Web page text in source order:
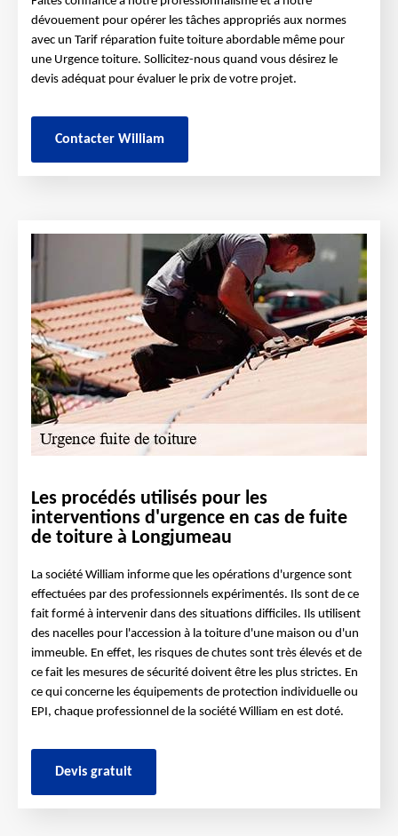
dévouement pour opérer les tâches appropriés aux normes
avec un Tarif réparation fuite toiture abordable même pour
une Urgence toiture. Sollicitez-nous quand vous désirez le
devis adéquat pour évaluer le prix de votre projet.
Contacter William
Les procédés utilisés pour les
interventions d'urgence en cas de fuite
de toiture à Longjumeau
La société William informe que les opérations d'urgence sont
effectuées par des professionnels expérimentés. Ils sont de ce
fait formé à intervenir dans des situations difficiles. Ils utilisent
des nacelles pour l'accession à la toiture d'une maison ou d'un
immeuble. En effet, les risques de chutes sont très élevés et de
ce fait les mesures de sécurité doivent être les plus strictes. En
ce qui concerne les équipements de protection individuelle ou
EPI, chaque professionnel de la société William en est doté.
Devis gratuit